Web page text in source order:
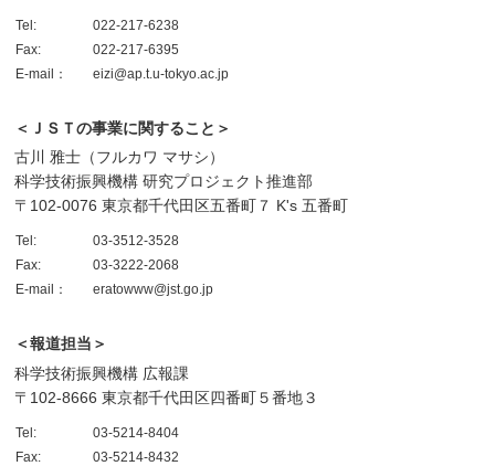
Tel:
022-217-6238
Fax:
022-217-6395
E-mail：
eizi@ap.t.u-tokyo.ac.jp
＜ＪＳＴの事業に関すること＞
古川 雅士（フルカワ マサシ）
科学技術振興機構 研究プロジェクト推進部
〒102-0076 東京都千代田区五番町７ K's 五番町
Tel:
03-3512-3528
Fax:
03-3222-2068
E-mail：
eratowww@jst.go.jp
＜報道担当＞
科学技術振興機構 広報課
〒102-8666 東京都千代田区四番町５番地３
Tel:
03-5214-8404
Fax:
03-5214-8432